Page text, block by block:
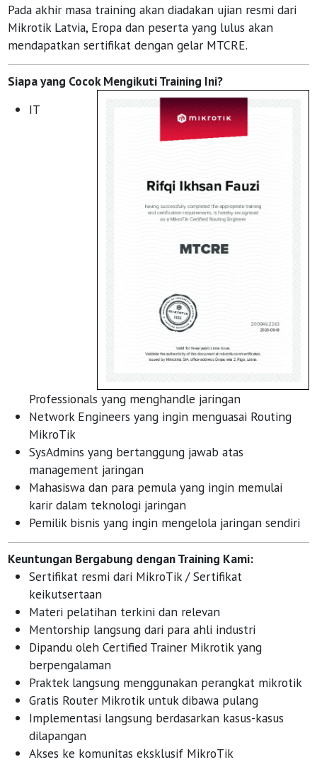
Pada akhir masa training akan diadakan ujian resmi dari
Mikrotik Latvia, Eropa dan peserta yang lulus akan
mendapatkan sertifikat dengan gelar MTCRE.
Siapa yang Cocok Mengikuti Training Ini?
IT
Professionals yang menghandle jaringan
Network Engineers yang ingin menguasai Routing
MikroTik
SysAdmins yang bertanggung jawab atas
management jaringan
Mahasiswa dan para pemula yang ingin memulai
karir dalam teknologi jaringan
Pemilik bisnis yang ingin mengelola jaringan sendiri
Keuntungan Bergabung dengan Training Kami:
Sertifikat resmi dari MikroTik / Sertifikat
keikutsertaan
Materi pelatihan terkini dan relevan
Mentorship langsung dari para ahli industri
Dipandu oleh Certified Trainer Mikrotik yang
berpengalaman
Praktek langsung menggunakan perangkat mikrotik
Gratis Router Mikrotik untuk dibawa pulang
Implementasi langsung berdasarkan kasus-kasus
dilapangan
Akses ke komunitas eksklusif MikroTik